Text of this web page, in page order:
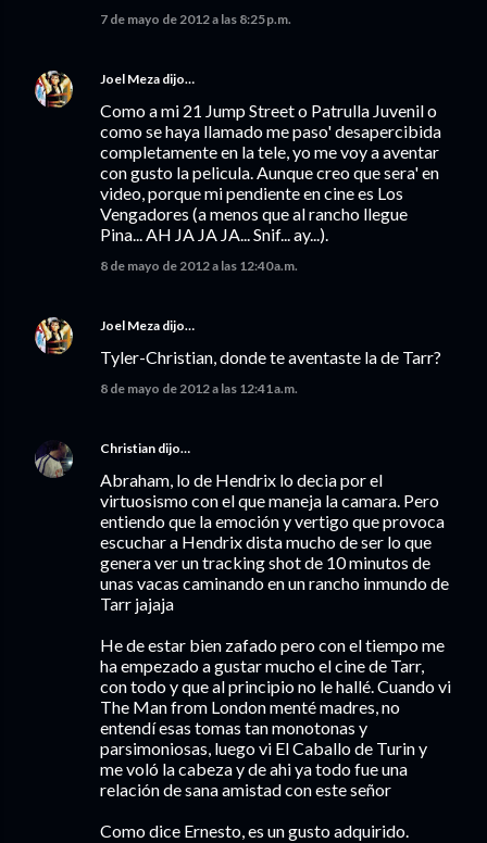
7 de mayo de 2012 a las 8:25 p.m.
Joel Meza dijo…
Como a mi 21 Jump Street o Patrulla Juvenil o
como se haya llamado me paso' desapercibida
completamente en la tele, yo me voy a aventar
con gusto la pelicula. Aunque creo que sera' en
video, porque mi pendiente en cine es Los
Vengadores (a menos que al rancho llegue
Pina... AH JA JA JA... Snif... ay...).
8 de mayo de 2012 a las 12:40 a.m.
Joel Meza dijo…
Tyler-Christian, donde te aventaste la de Tarr?
8 de mayo de 2012 a las 12:41 a.m.
Christian dijo…
Abraham, lo de Hendrix lo decia por el
virtuosismo con el que maneja la camara. Pero
entiendo que la emoción y vertigo que provoca
escuchar a Hendrix dista mucho de ser lo que
genera ver un tracking shot de 10 minutos de
unas vacas caminando en un rancho inmundo de
Tarr jajaja
He de estar bien zafado pero con el tiempo me
ha empezado a gustar mucho el cine de Tarr,
con todo y que al principio no le hallé. Cuando vi
The Man from London menté madres, no
entendí esas tomas tan monotonas y
parsimoniosas, luego vi El Caballo de Turin y
me voló la cabeza y de ahi ya todo fue una
relación de sana amistad con este señor
Como dice Ernesto, es un gusto adquirido.